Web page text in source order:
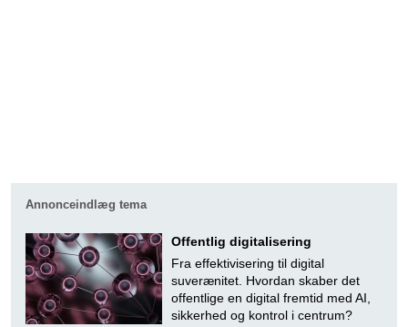
Annonceindlæg tema
Offentlig digitalisering
Fra effektivisering til digital
suverænitet. Hvordan skaber det
offentlige en digital fremtid med AI,
sikkerhed og kontrol i centrum?